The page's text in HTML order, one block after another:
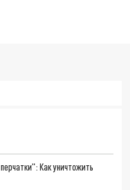
Как уничтожить